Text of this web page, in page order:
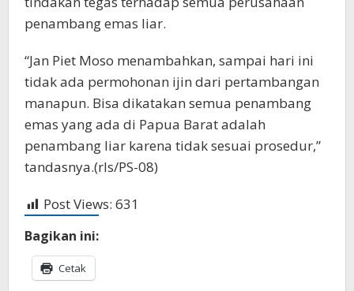
penambang emas liar.
“Jan Piet Moso menambahkan, sampai hari ini
tidak ada permohonan ijin dari pertambangan
manapun. Bisa dikatakan semua penambang
emas yang ada di Papua Barat adalah
penambang liar karena tidak sesuai prosedur,”
tandasnya.(rls/PS-08)
Post Views: 631
Bagikan ini:
Cetak